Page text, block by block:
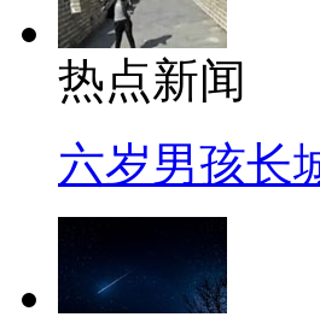
热点新闻
六岁男孩长